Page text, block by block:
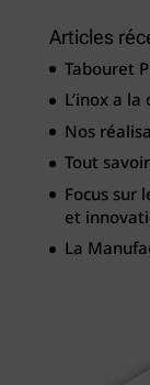
Articles
Tabouret
L’inox a
Nos
Tout
Focus
et
La